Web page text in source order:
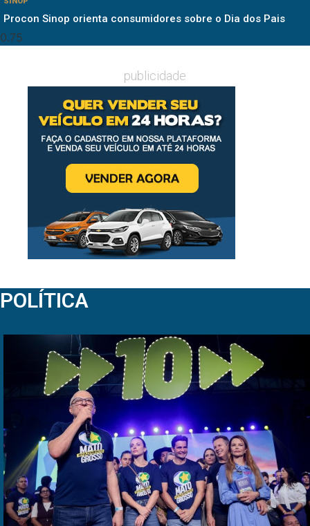
Procon Sinop orienta consumidores sobre o Dia dos Pais
publicidade
POLÍTICA